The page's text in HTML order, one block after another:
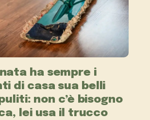
ha sempre i
di casa sua belli
non c’è bisogno
lei usa il trucco